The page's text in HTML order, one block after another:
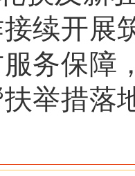
续开展
务保障
举措落